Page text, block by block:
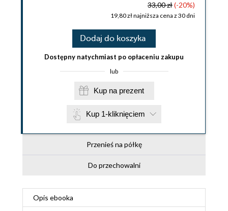
33,00 zł(-20%)
19,80 zł najniższa cena z 30 dni
Dodaj do koszyka
Dostępny natychmiast po opłaceniu zakupu
lub
Kup na prezent
Kup 1-kliknięciem
Przenieś na półkę
Do przechowalni
Opis ebooka